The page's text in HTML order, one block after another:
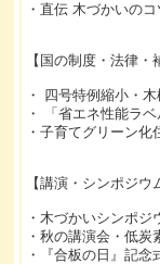
・直伝 木づかいの
【国の制度・法律・
・ 四号特例縮小・
・ 「省エネ性能ラ
・子育てグリーン
【講演・シンポジウ
・木づかいシンポ
・秋の講演会・低
・『合板の日』記念